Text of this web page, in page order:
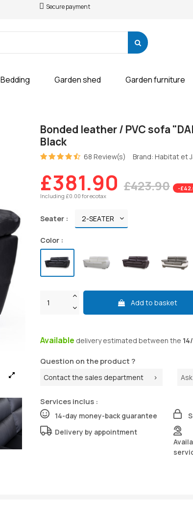
Secure payment
Bedding Garden shed Garden furniture
Bonded leather / PVC sofa
Black
68 Review(s) Brand: Habitat et
£381.90 £423.90
-
Including £0.00 for ecotax
Seater :
Color :
Add to basket
Available deliveryestimated between the
Question on the product ?
Contact the sales department
Services inclus :
14-day money-back guarantee
Delivery by appointment